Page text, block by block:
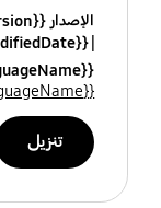
الإصدار {{file.fileVersion}}
{{file.fileModifiedDate}}
{{file.languageName}}
{{file.languageName}}
تنزيل